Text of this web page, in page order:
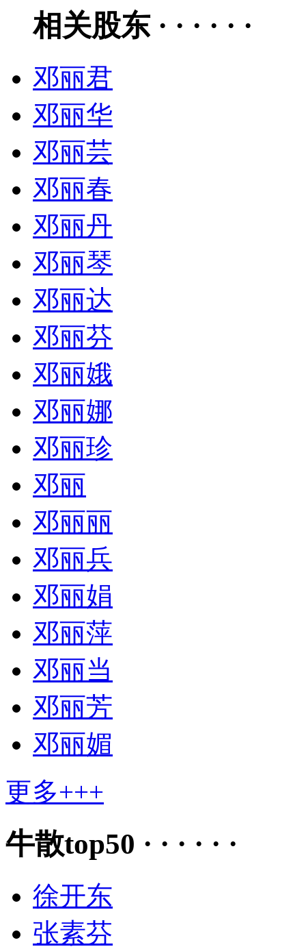
相关股东 · · · · · ·
邓丽君
邓丽华
邓丽芸
邓丽春
邓丽丹
邓丽琴
邓丽达
邓丽芬
邓丽娥
邓丽娜
邓丽珍
邓丽
邓丽丽
邓丽兵
邓丽娟
邓丽萍
邓丽当
邓丽芳
邓丽媚
更多+++
牛散top50 · · · · · ·
徐开东
张素芬